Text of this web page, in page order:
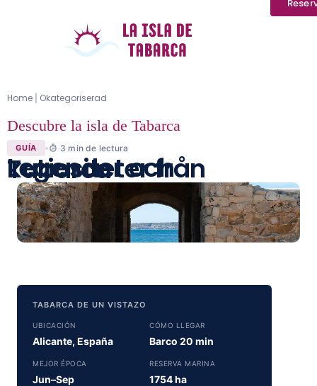
Home Okategoriserad
Descubre la isla de Tabarca
GUÍA 3 min de lectura
Legender och kuriositeter från Tabarca
TABARCA DE UN VISTAZO
UBICACIÓN
Alicante, España
CÓMO LLEGAR
Barco 20 min
MEJOR ÉPOCA
Jun–Sep
RESERVA MARINA
1754 ha